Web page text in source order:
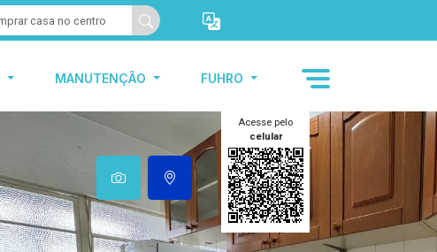
MANUTENÇÃO FUHRO
Acesse pelo
celular